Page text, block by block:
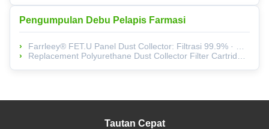
Pengumpulan Debu Pelapis Farmasi
Farrleey® FET.U Panel Dust Collector: Filtrasi 99.9% · Hemat Energi 40% · Desain Kompak
Replacement Polyurethane Dust Collector Filter Cartridge With Metal End Caps And 1 Year Warranty
Tautan Cepat